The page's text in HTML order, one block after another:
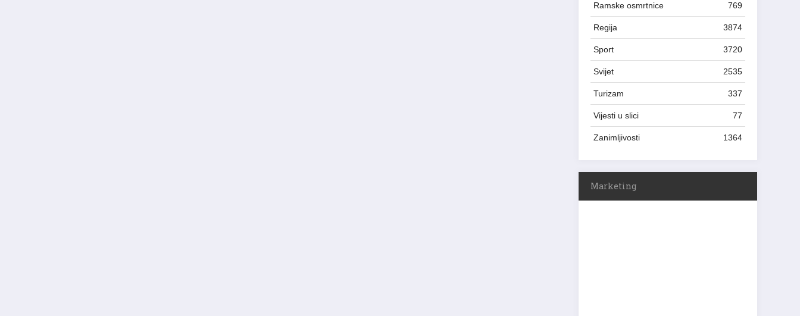
Ramske osmrtnice 769
Regija 3874
Sport 3720
Svijet 2535
Turizam 337
Vijesti u slici 77
Zanimljivosti 1364
Marketing